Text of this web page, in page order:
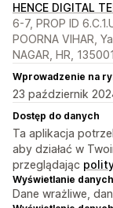
HENCE DIGITAL
6-7, PROP ID
POORNA VIHAR,
NAGAR, HR,
Wprowadzenie na
23 październik
Dostęp do danych
Ta aplikacja
aby działać w
przeglądając
Wyświetlanie
Dane wrażliwe,